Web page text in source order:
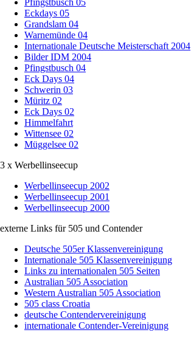
Eckdays 05
Grandslam 04
Warnemünde 04
Internationale Deutsche Meisterschaft 2004
Bilder IDM 2004
Pfingstbusch 04
Eck Days 04
Schwerin 03
Müritz 02
Eck Days 02
Himmelfahrt
Wittensee 02
Müggelsee 02
3 x Werbellinseecup
Werbellinseecup 2002
Werbellinseecup 2001
Werbellinseecup 2000
externe Links für 505 und Contender
Deutsche 505er Klassenvereinigung
Internationale 505 Klassenvereinigung
Links zu internationalen 505 Seiten
Australian 505 Association
Western Australian 505 Association
505 class Croatia
deutsche Contendervereinigung
internationale Contender-Vereinigung